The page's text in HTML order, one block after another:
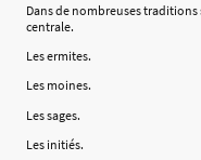
Dans de nombreuses
centrale.
Les ermites.
Les moines.
Les sages.
Les initiés.